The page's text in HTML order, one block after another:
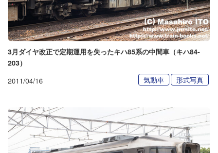
3月ダイヤ改正で定期運用を失ったキハ85系の中間車（キハ84-
203）
2011/04/16 気動車 形式写真